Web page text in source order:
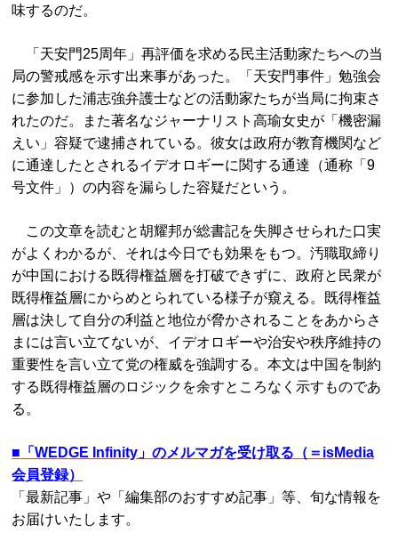
味するのだ。
「天安門25周年」再評価を求める民主活動家たちへの当
局の警戒感を示す出来事があった。「天安門事件」勉強会
に参加した浦志強弁護士などの活動家たちが当局に拘束さ
れたのだ。また著名なジャーナリスト高瑜女史が「機密漏
えい」容疑で逮捕されている。彼女は政府が教育機関など
に通達したとされるイデオロギーに関する通達（通称「9
号文件」）の内容を漏らした容疑だという。
この文章を読むと胡耀邦が総書記を失脚させられた口実
がよくわかるが、それは今日でも効果をもつ。汚職取締り
が中国における既得権益層を打破できずに、政府と民衆が
既得権益層にからめとられている様子が窺える。既得権益
層は決して自分の利益と地位が脅かされることをあからさ
まには言い立てないが、イデオロギーや治安や秩序維持の
重要性を言い立て党の権威を強調する。本文は中国を制約
する既得権益層のロジックを余すところなく示すものであ
る。
■ 「WEDGE Infinity」のメルマガを受け取る（＝isMedia
会員登録）
「最新記事」や「編集部のおすすめ記事」等、旬な情報を
お届けいたします。